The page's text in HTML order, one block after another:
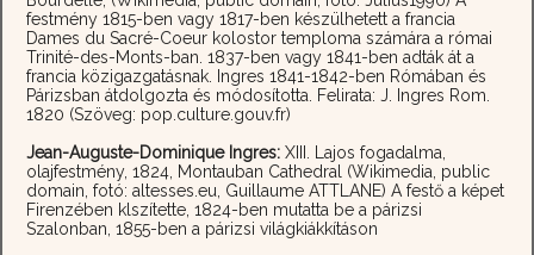
festmény 1815-ben vagy 1817-ben készülhetett a francia
Dames du Sacré-Coeur kolostor temploma számára a római
Trinité-des-Monts-ban. 1837-ben vagy 1841-ben adták át a
francia közigazgatásnak. Ingres 1841-1842-ben Rómában és
Párizsban átdolgozta és módosította. Felirata: J. Ingres Rom.
1820 (Szöveg: pop.culture.gouv.fr)
Jean-Auguste-Dominique Ingres: XIII. Lajos fogadalma,
olajfestmény, 1824, Montauban Cathedral (Wikimedia, public
domain, fotó: altesses.eu, Guillaume ATTLANE) A festő a képet
Firenzében klszítette, 1824-ben mutatta be a párizsi
Szalonban, 1855-ben a párizsi világkiákkításon